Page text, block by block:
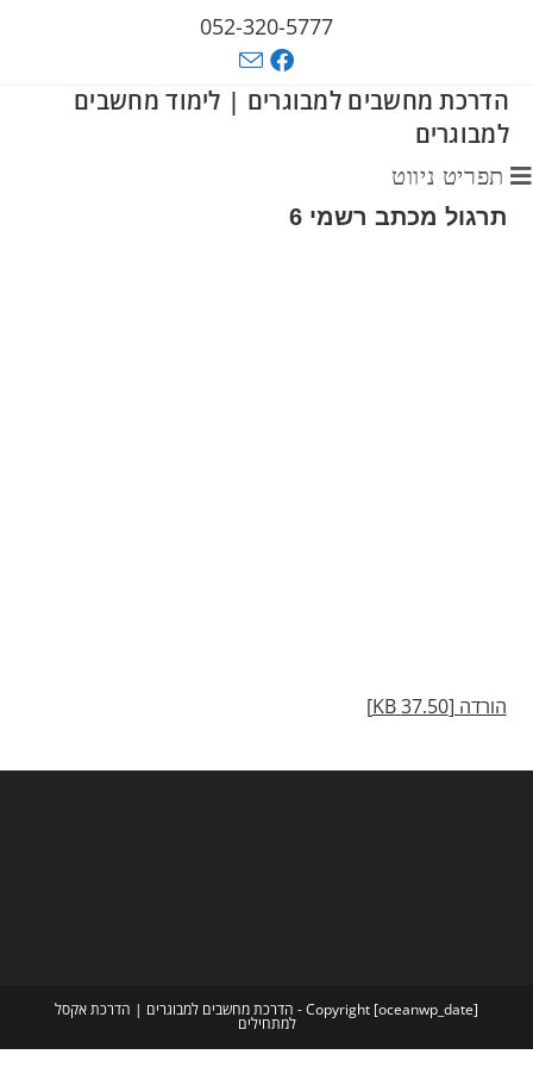
052-320-5777
הדרכת מחשבים למבוגרים | לימוד מחשבים
למבוגרים
תפריט ניווט
תרגול מכתב רשמי 6
הורדה [37.50 KB]
Copyright [oceanwp_date] - הדרכת מחשבים למבוגרים | הדרכת אקסל
למתחילים